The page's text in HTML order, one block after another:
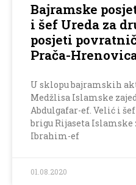
Bajramske
i šef Ureda za
posjeti
Prača-
U sklopu bajramskih
Medžlisa Islamske
Abdulgafar-ef. Velić i
brigu Rijaseta Islamske
Ibrahim-ef
01.08.2020